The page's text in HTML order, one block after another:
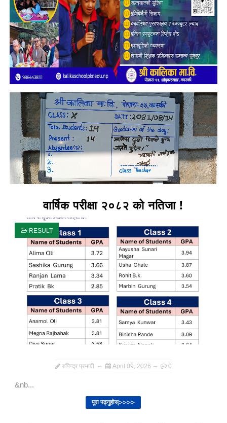
वार्षिक परीक्षा २०८२ को नतिजा !
RESULT
रुपिन्द्र प्रभावी April 09, 2026 0
&nb...
पूरा पढ्नुहोस्>>>>